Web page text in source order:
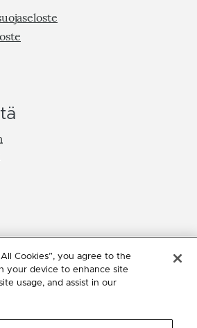
Cookies”, you agree to the
your device to enhance site
usage, and assist in our